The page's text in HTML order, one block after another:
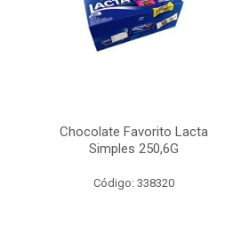
Chocolate Favorito Lacta
Simples 250,6G
Código: 338320